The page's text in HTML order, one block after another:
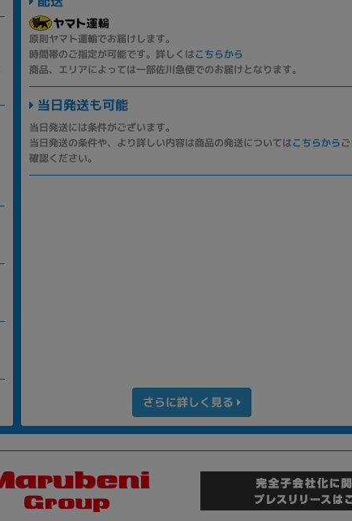
原則ヤマト運輸でお届けします。
時間帯のご指定が可能です。詳しくはこちらから
商品、エリアによっては一部佐川急便でのお届けとなります。
当日発送も可能
当日発送には条件がございます。
当日発送の条件や、より詳しい内容は商品の発送についてはこちらからご
確認ください。
さらに詳しく見る